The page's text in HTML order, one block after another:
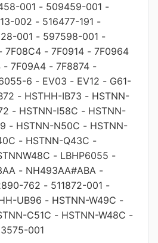
001 - 509459-001 -
002 - 516477-191 -
001 - 597598-001 -
7F08C4 - 7F0914 - 7F0964
- 7F09A4 - 7F8874 -
6 - EV03 - EV12 - G61-
- HSTHH-IB73 - HSTNN-
- HSTNN-I58C - HSTNN-
- HSTNN-N50C - HSTNN-
- HSTNN-Q43C -
- LBHP6055 -
- NH493AA#ABA -
762 - 511872-001 -
UB96 - HSTNN-W49C -
C51C - HSTNN-W48C -
001